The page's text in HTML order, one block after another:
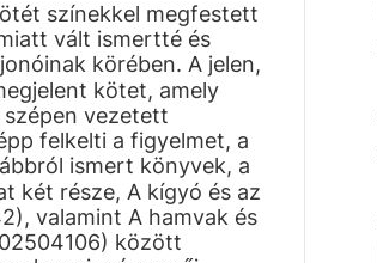
színekkel megfestett
vált ismertté és
körében. A jelen,
kötet, amely
vezetett
felkelti a figyelmet, a
ismert könyvek, a
két része, A kígyó és az
valamint A hamvak és
között